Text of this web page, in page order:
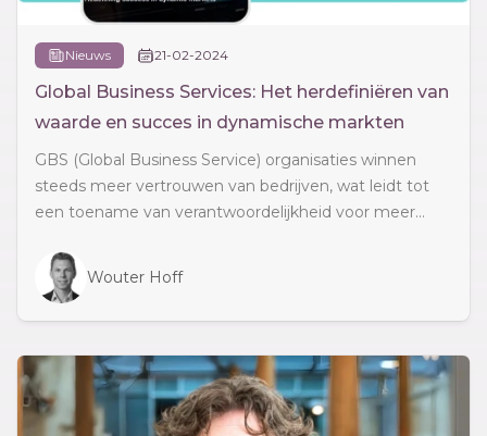
Nieuws 21-02-2024
Global Business Services: Het herdefiniëren van
waarde en succes in dynamische markten
GBS (Global Business Service) organisaties winnen
steeds meer vertrouwen van bedrijven, wat leidt tot
een toename van verantwoordelijkheid voor meer...
Wouter Hoff